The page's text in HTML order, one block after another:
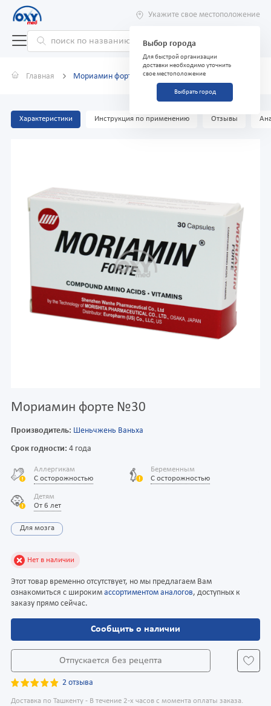
Укажите свое местоположение
Выбор города
Для быстрой организации
доставки необходимо уточнить
свое местоположение
Выбрать город
Главная Мориамин форте №30
Характеристики Инструкция по применению Отзывы
Мориамин форте №30
Производитель: Шеньчжень Ваньха
Срок годности: 4 года
Аллергикам
С осторожностью
Беременным
С осторожностью
Детям
От 6 лет
Для мозга
Нет в наличии
Этот товар временно отсутствует, но мы предлагаем Вам
ознакомиться с широким ассортиментом аналогов, доступных к
заказу прямо сейчас.
Сообщить о наличии
Отпускается без рецепта
2 отзыва
Доставка по Ташкенту - В течение 2-х часов с момента оплаты заказа.